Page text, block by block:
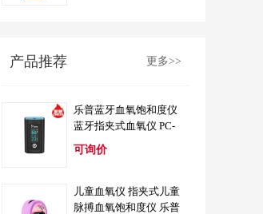
产品推荐 更多>>
乐普蓝牙血氧饱和度仪
蓝牙指夹式血氧仪 PC-
60FW
可询价
儿童血氧仪 指夹式儿童
脉搏血氧饱和度仪 乐普